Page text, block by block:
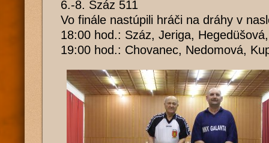
6.-8. Száz 511
Vo finále nastúpili hráči na dráhy v
18:00 hod.: Száz, Jeriga,
19:00 hod.: Chovanec, Nedomová,